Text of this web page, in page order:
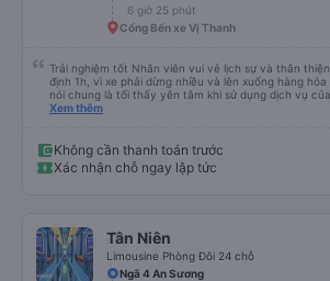
6 giờ 25 phút
Cổng Bến xe Vị Thanh
Trải nghiệm tốt Nhân viên vui vẻ lịch sự và thân
định 1h, vì xe phải dừng nhiều và lên xuống hàng
nói chung là tối thấy yên tâm khi sử dụng dịch vụ
hộ và giới thiệu cho người thân sử dụng dịch vụ của
Xem thêm
Không cần thanh toán trước
Xác nhận chỗ ngay lập tức
Tân Niên
Limousine Phòng Đôi 24 chỗ
Ngã 4 An Sương